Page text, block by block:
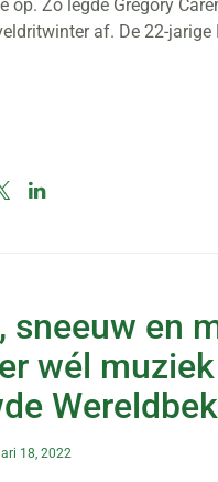
op. Zo legde Grégory
af. De 22-
sneeuw en
wél
18, 2022